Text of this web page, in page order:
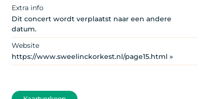
Extra info
Dit concert wordt verplaatst naar een andere
datum.
Website
https://www.sweelinckorkest.nl/page15.html »